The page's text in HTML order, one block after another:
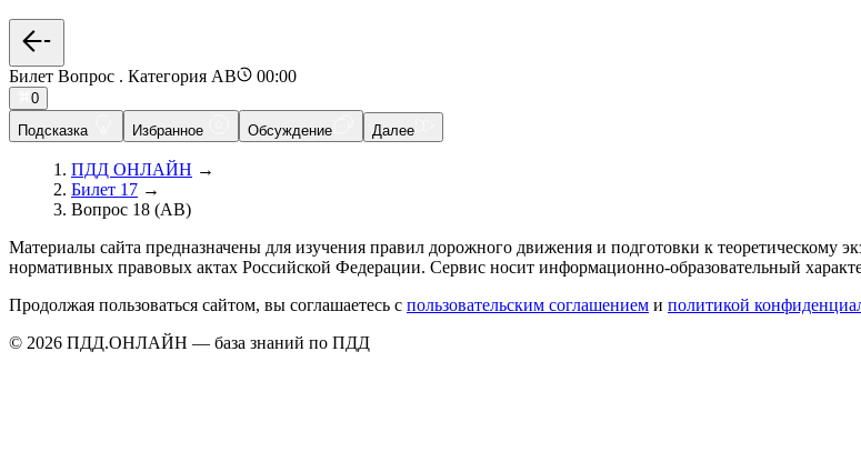
Билет Вопрос . Категория AB 00:00
0
Подсказка
Избранное Обсуждение Далее
ПДД ОНЛАЙН →
Билет 17 →
Вопрос 18 (AB)
Материалы сайта предназначены для изучения правил дорожного движения и подготовки к
нормативных правовых актах Российской Федерации. Сервис носит информационно-образовательный
Продолжая пользоваться сайтом, вы соглашаетесь с пользовательским соглашением и политикой
© 2026 ПДД.ОНЛАЙН — база знаний по ПДД